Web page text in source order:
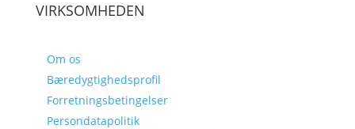
VIRKSOMHEDEN
Om os
Bæredygtighedsprofil
Forretningsbetingelser
Persondatapolitik